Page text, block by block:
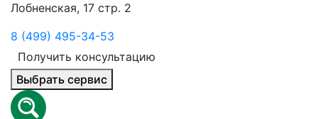
Лобненская, 17 стр. 2
8 (499) 495-34-53
Получить консультацию
Выбрать сервис